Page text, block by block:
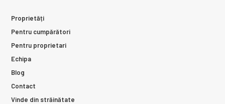
Proprietăți
Pentru cumpărători
Pentru proprietari
Echipa
Blog
Contact
Vinde din străinătate